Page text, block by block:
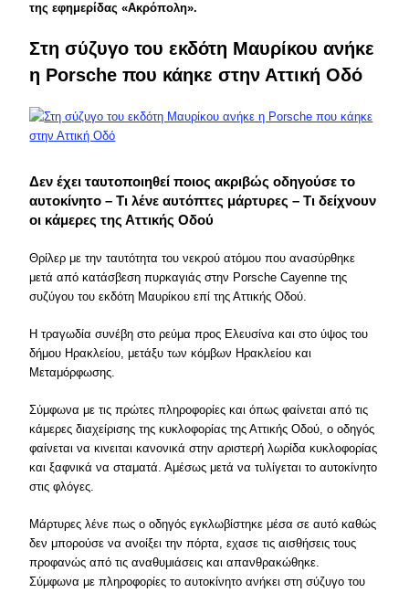
της εφημερίδας «Ακρόπολη».
Στη σύζυγο του εκδότη Μαυρίκου ανήκε
η Porsche που κάηκε στην Αττική Οδό
Δεν έχει ταυτοποιηθεί ποιος ακριβώς οδηγούσε το
αυτοκίνητο – Τι λένε αυτόπτες μάρτυρες – Τι δείχνουν
οι κάμερες της Αττικής Οδού
Θρίλερ με την ταυτότητα του νεκρού ατόμου που ανασύρθηκε
μετά από κατάσβεση πυρκαγιάς στην Porsche Cayenne της
συζύγου του εκδότη Μαυρίκου επί της Αττικής Οδού.
Η τραγωδία συνέβη στο ρεύμα προς Ελευσίνα και στο ύψος του
δήμου Ηρακλείου, μετάξυ των κόμβων Ηρακλείου και
Μεταμόρφωσης.
Σύμφωνα με τις πρώτες πληροφορίες και όπως φαίνεται από τις
κάμερες διαχείρισης της κυκλοφορίας της Αττικής Οδού, ο οδηγός
φαίνεται να κινειται κανονικά στην αριστερή λωρίδα κυκλοφορίας
και ξαφνικά να σταματά. Αμέσως μετά να τυλίγεται το αυτοκίνητο
στις φλόγες.
Μάρτυρες λένε πως ο οδηγός εγκλωβίστηκε μέσα σε αυτό καθώς
δεν μπορούσε να ανοίξει την πόρτα, εχασε τις αισθήσεις τους
προφανώς από τις αναθυμιάσεις και απανθρακώθηκε.
Σύμφωνα με πληροφορίες το αυτοκίνητο ανήκει στη σύζυγο του